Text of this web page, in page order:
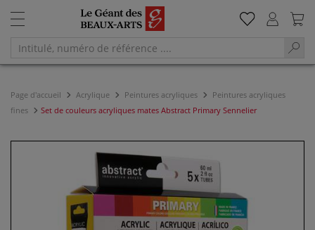
Page d'accueil Acrylique Peintures acryliques
Peintures acryliques
fines
Set de couleurs acryliques mates Abstract Primary Sennelier